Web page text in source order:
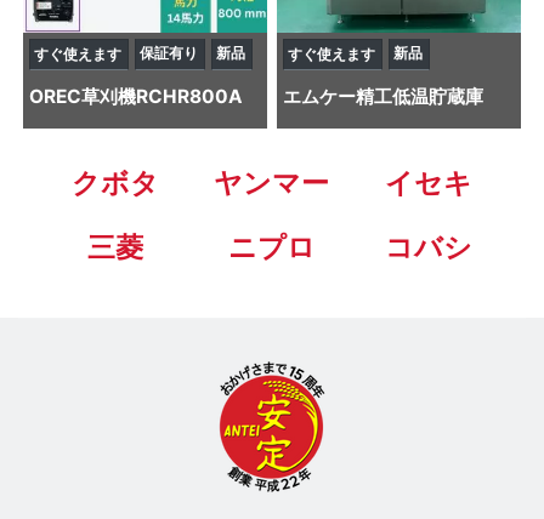
すぐ使えます 保証有り 新品
OREC草刈機RCHR800A
すぐ使えます 新品
エムケー精工低温貯蔵庫
クボタ ヤンマー
イセキ
三菱
ニプロ コバシ